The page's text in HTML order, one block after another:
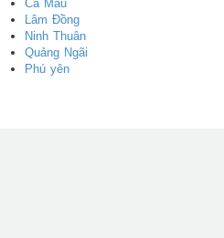
Cà Mau
Lâm Đồng
Ninh Thuân
Quảng Ngãi
Phú yên